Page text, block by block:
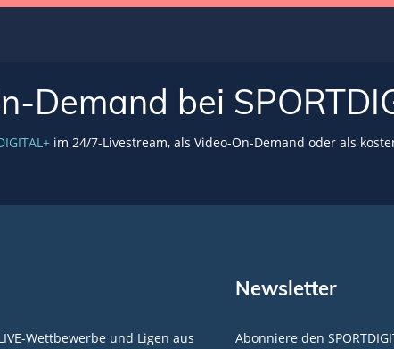
Demand bei
im 24/7-Livestream, als Video-On-Demand oder als
Wettbewerbe und Ligen aus
Newsletter
Abonniere den